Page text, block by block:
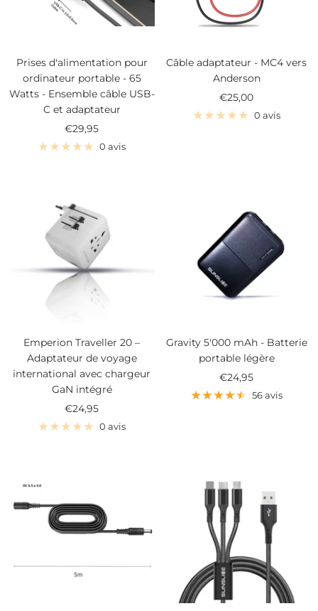
Prises d'alimentation pour
ordinateur portable - 65
Watts - Ensemble câble USB-
C et adaptateur
Prix
de
€29,95
0 avis
Câble adaptateur - MC4 vers
Anderson
Prix
de
€25,00
0 avis
Emperion Traveller 20 –
Adaptateur de voyage
international avec chargeur
GaN intégré
Prix
de
€24,95
0 avis
Gravity 5'000 mAh - Batterie
portable légère
Prix
de
€24,95
56 avis